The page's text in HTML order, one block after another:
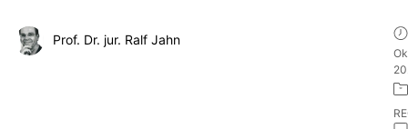
Prof. Dr. jur. Ralf Jahn